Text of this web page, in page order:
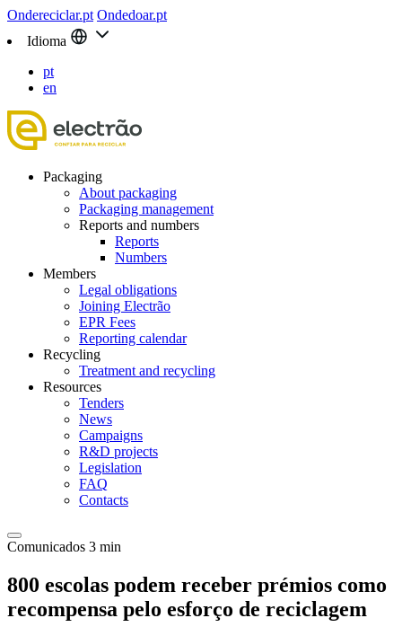
Ondereciclar.pt Ondedoar.pt
Idioma
pt
en
Packaging
About packaging
Packaging management
Reports and numbers
Reports
Numbers
Members
Legal obligations
Joining Electrão
EPR Fees
Reporting calendar
Recycling
Treatment and recycling
Resources
Tenders
News
Campaigns
R&D projects
Legislation
FAQ
Contacts
Comunicados 3 min
800 escolas podem receber prémios como
recompensa pelo esforço de reciclagem